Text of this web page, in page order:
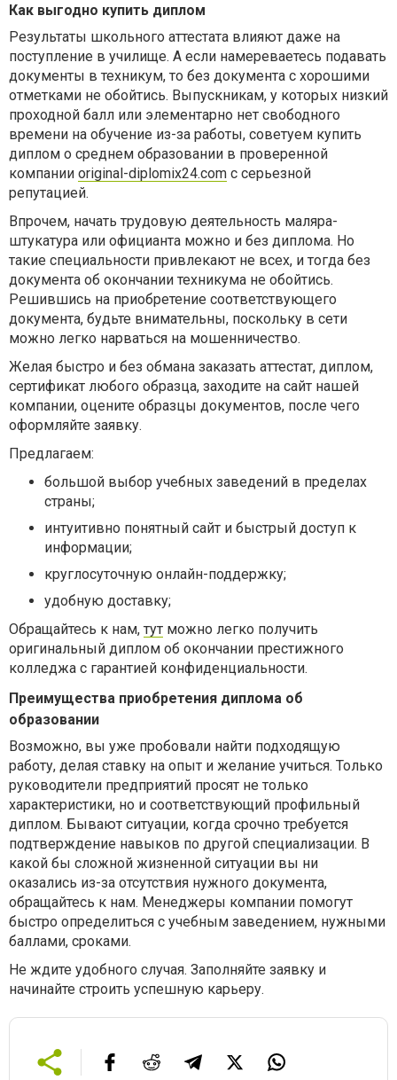
Как выгодно купить диплом
Результаты школьного аттестата влияют даже на
поступление в училище. А если намереваетесь подавать
документы в техникум, то без документа с хорошими
отметками не обойтись. Выпускникам, у которых низкий
проходной балл или элементарно нет свободного
времени на обучение из-за работы, советуем купить
диплом о среднем образовании в проверенной
компании original-diplomix24.com с серьезной
репутацией.
Впрочем, начать трудовую деятельность маляра-
штукатура или официанта можно и без диплома. Но
такие специальности привлекают не всех, и тогда без
документа об окончании техникума не обойтись.
Решившись на приобретение соответствующего
документа, будьте внимательны, поскольку в сети
можно легко нарваться на мошенничество.
Желая быстро и без обмана заказать аттестат, диплом,
сертификат любого образца, заходите на сайт нашей
компании, оцените образцы документов, после чего
оформляйте заявку.
Предлагаем:
большой выбор учебных заведений в пределах
страны;
интуитивно понятный сайт и быстрый доступ к
информации;
круглосуточную онлайн-поддержку;
удобную доставку;
Обращайтесь к нам, тут можно легко получить
оригинальный диплом об окончании престижного
колледжа с гарантией конфиденциальности.
Преимущества приобретения диплома об
образовании
Возможно, вы уже пробовали найти подходящую
работу, делая ставку на опыт и желание учиться. Только
руководители предприятий просят не только
характеристики, но и соответствующий профильный
диплом. Бывают ситуации, когда срочно требуется
подтверждение навыков по другой специализации. В
какой бы сложной жизненной ситуации вы ни
оказались из-за отсутствия нужного документа,
обращайтесь к нам. Менеджеры компании помогут
быстро определиться с учебным заведением, нужными
баллами, сроками.
Не ждите удобного случая. Заполняйте заявку и
начинайте строить успешную карьеру.